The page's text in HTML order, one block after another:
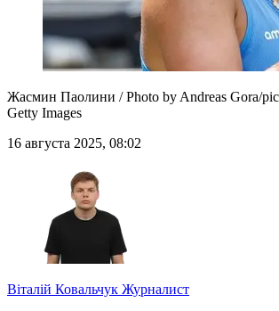
Жасмин Паолини / Photo by Andreas Gora/
Getty Images
16 августа 2025, 08:02
Віталій Ковальчук Журналист